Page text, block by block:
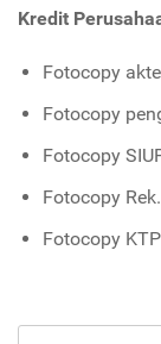
Kredit
Fotocopy
Fotocopy
Fotocopy
Fotocopy
Fotocopy